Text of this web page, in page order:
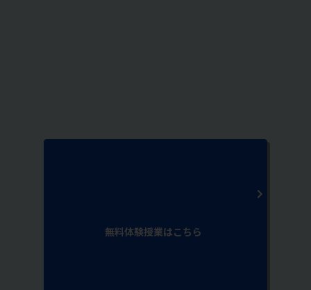
無料体験授業はこちら